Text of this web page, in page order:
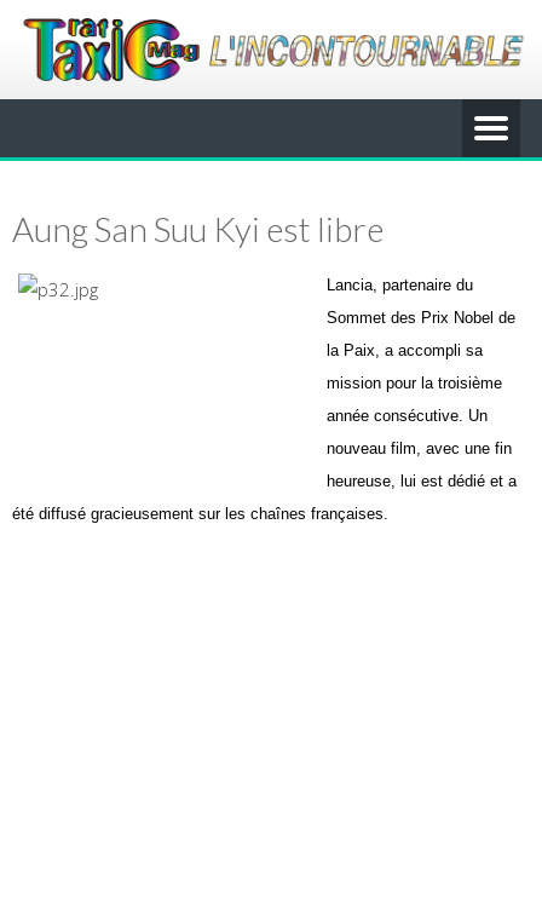
Aung San Suu Kyi est libre
Lancia, partenaire du
Sommet des Prix Nobel de
la Paix, a accompli sa
mission pour la troisième
année consécutive. Un
nouveau film, avec une fin
heureuse, lui est dédié et a
été diffusé gracieusement sur les chaînes françaises.